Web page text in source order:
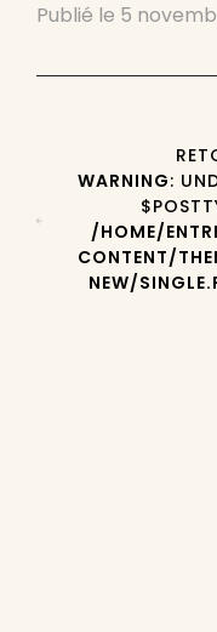
Publié le 5
WARNING:
/HOME/
CONTENT/
NEW/